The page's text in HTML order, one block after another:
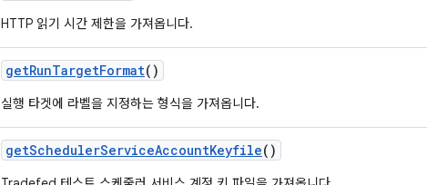
HTTP 읽기 시간 제한을 가져옵니다.
getRunTargetFormat()
실행 타겟에 라벨을 지정하는 형식을 가져옵니다.
getSchedulerServiceAccountKeyfile()